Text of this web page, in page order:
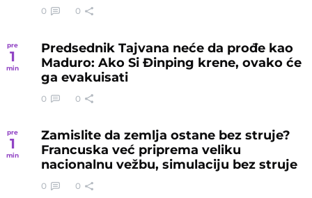
0 0
pre
1
min
Predsednik Tajvana neće da prođe kao
Maduro: Ako Si Đinping krene, ovako će
ga evakuisati
0 0
pre
1
min
Zamislite da zemlja ostane bez struje?
Francuska već priprema veliku
nacionalnu vežbu, simulaciju bez struje
0 0